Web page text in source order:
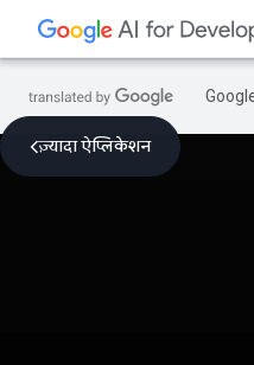
ज़्यादा ऐप्लिकेशन